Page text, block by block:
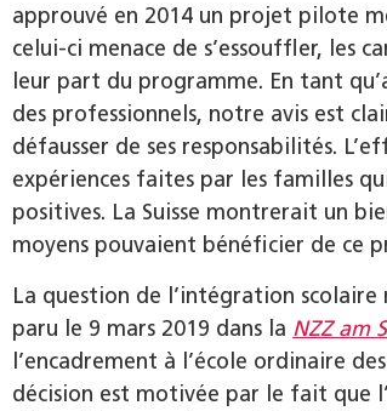
approuvé en 2014 un projet pilote
celui-ci menace de s’essouffler, les
leur part du programme. En tant
des professionnels, notre avis est
défausser de ses responsabilités.
expériences faites par les familles
positives. La Suisse montrerait un
moyens pouvaient bénéficier de ce
La question de l’intégration
paru le 9 mars 2019 dans la NZZ am
l’encadrement à l’école ordinaire
décision est motivée par le fait que